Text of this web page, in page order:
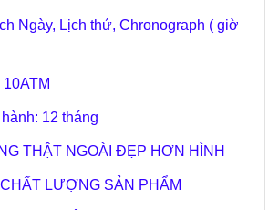
Ngày, Lịch thứ, Chronograph ( giờ
12 tháng
THẬT NGOÀI ĐẸP HƠN HÌNH
LƯỢNG SẢN PHẨM